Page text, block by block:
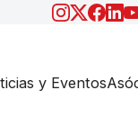
y Eventos